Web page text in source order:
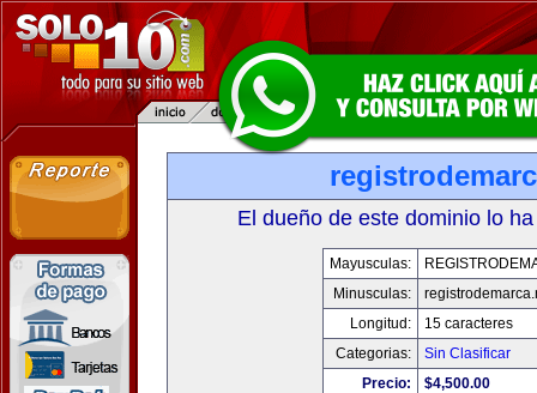
El dueño de este dominio lo
Mayusculas:
Minusculas:
Longitud:
15 caracteres
Categorias:
Sin Clasificar
Precio:
$4,500.00